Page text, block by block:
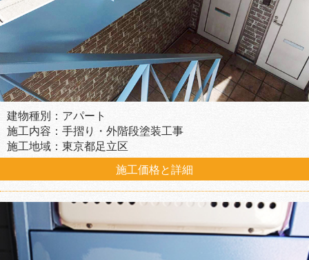
建物種別：アパート
施工内容：手摺り・外階段塗装工事
施工地域：東京都足立区
施工価格と詳細